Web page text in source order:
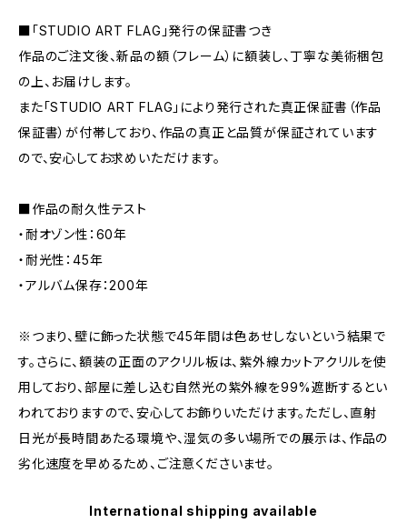
■「STUDIO ART FLAG」発行の保証書つき
作品のご注文後、新品の額（フレーム）に額装し、丁寧な美術梱包
の上、お届けします。
また「STUDIO ART FLAG」により発行された真正保証書（作品
保証書）が付帯しており、作品の真正と品質が保証されています
ので、安心してお求めいただけます。
■作品の耐久性テスト
・耐オゾン性：60年
・耐光性：45年
・アルバム保存：200年
※つまり、壁に飾った状態で45年間は色あせしないという結果で
す。さらに、額装の正面のアクリル板は、紫外線カットアクリルを使
用しており、部屋に差し込む自然光の紫外線を99%遮断するとい
われておりますので、安心してお飾りいただけます。ただし、直射
日光が長時間あたる環境や、湿気の多い場所での展示は、作品の
劣化速度を早めるため、ご注意くださいませ。
International shipping available